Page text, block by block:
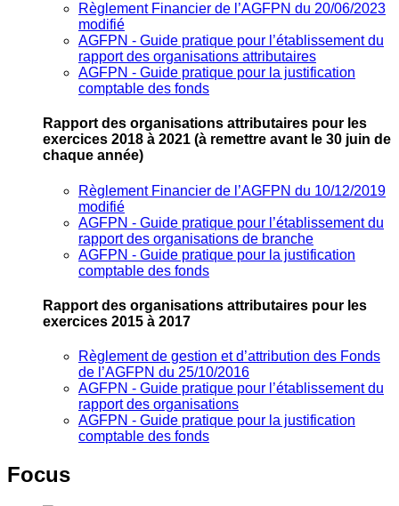
Règlement Financier de l’AGFPN du 20/06/2023
modifié
AGFPN ‐ Guide pratique pour l’établissement du
rapport des organisations attributaires
AGFPN ‐ Guide pratique pour la justification
comptable des fonds
Rapport des organisations attributaires pour les
exercices 2018 à 2021 (à remettre avant le 30 juin de
chaque année)
Règlement Financier de l’AGFPN du 10/12/2019
modifié
AGFPN ‐ Guide pratique pour l’établissement du
rapport des organisations de branche
AGFPN ‐ Guide pratique pour la justification
comptable des fonds
Rapport des organisations attributaires pour les
exercices 2015 à 2017
Règlement de gestion et d’attribution des Fonds
de l’AGFPN du 25/10/2016
AGFPN ‐ Guide pratique pour l’établissement du
rapport des organisations
AGFPN ‐ Guide pratique pour la justification
comptable des fonds
Focus